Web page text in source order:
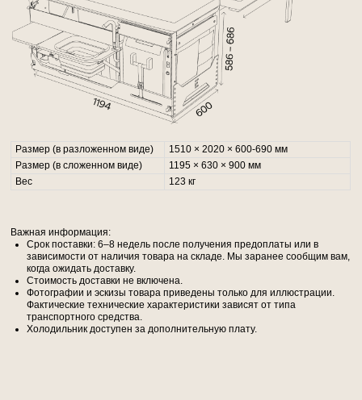
Размер (в разложенном виде)
1510 × 2020 × 600-690 мм
Размер (в сложенном виде)
1195 × 630 × 900 мм
Вес
123 кг
Важная информация:
Срок поставки: 6–8 недель после получения предоплаты или в
зависимости от наличия товара на складе. Мы заранее сообщим вам,
когда ожидать доставку.
Стоимость доставки не включена.
Фотографии и эскизы товара приведены только для иллюстрации.
Фактические технические характеристики зависят от типа
транспортного средства.
Холодильник доступен за дополнительную плату.
/телефон/